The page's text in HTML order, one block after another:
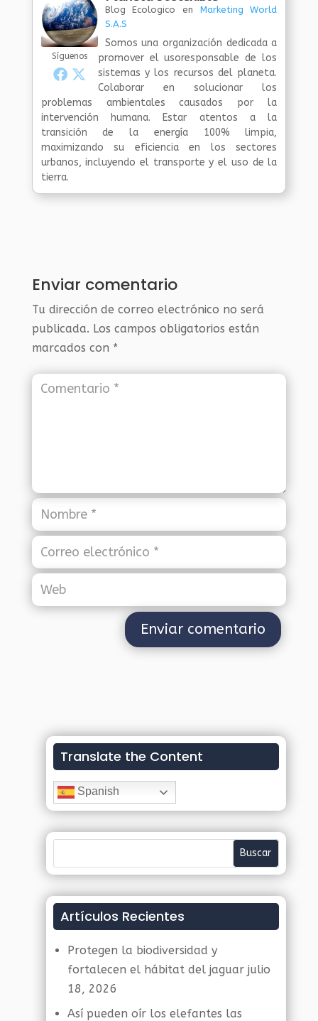
Síguenos
Blog Ecologico en Marketing World
S.A.S
Somos una organización dedicada a
promover el usoresponsable de los
sistemas y los recursos del planeta.
Colaborar en solucionar los
problemas ambientales causados por la
intervención humana. Estar atentos a la
transición de la energía 100% limpia,
maximizando su eficiencia en los sectores
urbanos, incluyendo el transporte y el uso de la
tierra.
Enviar comentario
Tu dirección de correo electrónico no será
publicada. Los campos obligatorios están
marcados con *
Translate the Content
Spanish
Artículos Recientes
Protegen la biodiversidad y
fortalecen el hábitat del jaguar julio
18, 2026
Así pueden oír los elefantes las